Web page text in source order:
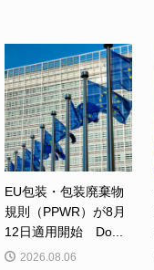
EU包装・包装廃棄物
規則（PPWR）が8月
12日適用開始 Do...
2026.08.06